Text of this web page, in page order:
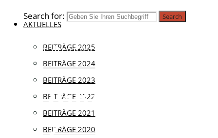
Search for: Search
AKTUELLES
BEITRÄGE 2025
BEITRÄGE 2024
BEITRÄGE 2023
BEITRÄGE 2022
BEITRÄGE 2021
BEITRÄGE 2020
Veranstaltungen
2012